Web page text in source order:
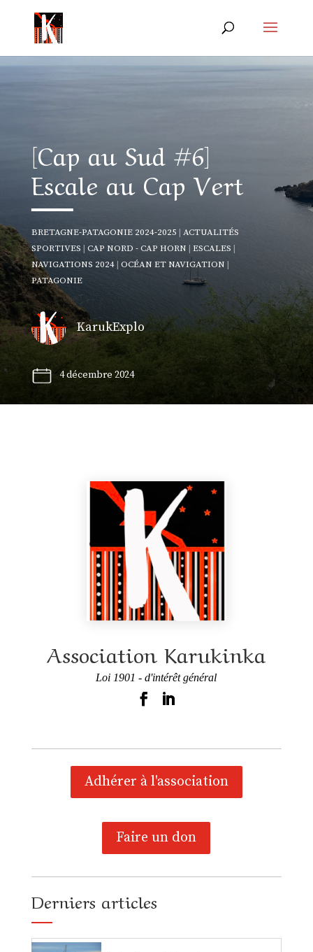
[Cap au Sud #6]
Escale au Cap Vert
BRETAGNE-PATAGONIE 2024-2025 | ACTUALITÉS
SPORTIVES | CAP NORD - CAP HORN | ESCALES |
NAVIGATIONS 2024| OCÉAN ET NAVIGATION |
PATAGONIE
KarukExplo
4 décembre 2024
Association Karukinka
Loi 1901 - d'intérêt général
Adhérer à l'association
Faire un don
Derniers articles